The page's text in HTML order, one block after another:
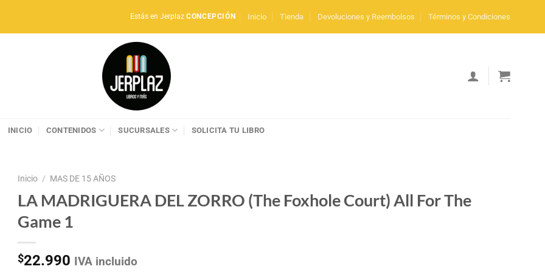
Estás en JerplazCONCEPCIÓN Inicio Tienda Devoluciones y Reembolsos Términos y Condiciones
INICIO CONTENIDOS SUCURSALES SOLICITA TU LIBRO
Inicio / MAS DE 15 AÑOS
LA MADRIGUERA DEL ZORRO (The Foxhole Court) All For The
Game 1
$22.990 IVA incluido